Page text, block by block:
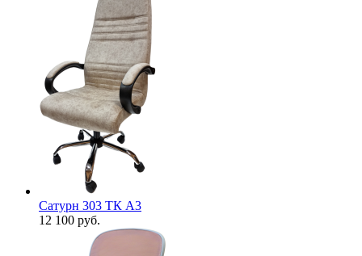
Сатурн 303 ТК А3
12 100 руб.